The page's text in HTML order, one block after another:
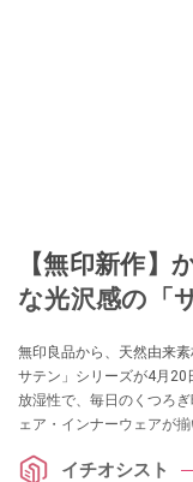
【無印新作】
な光沢感の「
無印良品から、天然由来
サテン」シリーズが4月20
放湿性で、毎日のくつろ
ェア・インナーウェアが揃
イチオシスト